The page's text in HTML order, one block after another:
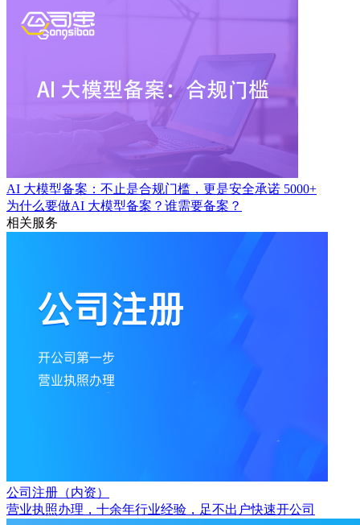
AI 大模型备案：不止是合规门槛，更是安全承诺 5000+
为什么要做AI 大模型备案？谁需要备案？
相关服务
公司注册（内资）
营业执照办理，十余年行业经验，足不出户快速开公司